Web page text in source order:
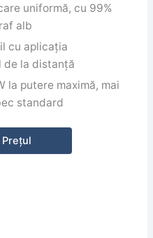
uniformă, cu 99%
alb
cu aplicația
de la distanță
la putere maximă, mai
standard